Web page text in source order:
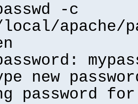
-c
apache/
new
password